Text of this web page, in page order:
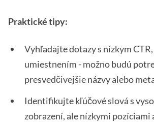
Praktické tipy:
Vyhľadajte dotazy s nízkym
umiestnením - možno budú
presvedčivejšie názvy alebo
Identifikujte kľúčové slová s
zobrazení, ale nízkymi pozíciami